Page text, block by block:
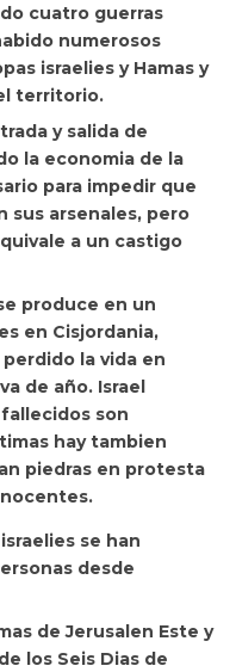
cuatro guerras
numerosos
israelies y Hamas y
territorio.
y salida de
la economia de la
para impedir que
sus arsenales, pero
a un castigo
produce en un
en Cisjordania,
la vida en
de año. Israel
son
hay tambien
piedras en protesta
se han
desde
de Jerusalen Este y
los Seis Dias de